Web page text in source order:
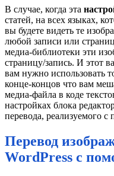
В случае, когда эта
статей, на всех языках,
вы будете видеть те
любой записи или
медиа-библиотеки эти
страницу/запись. И этот
вам нужно использовать
конце-концов что вам
медиа-файла в коде
настройках блока
перевода, реализуемого
Перевод
WordPress с